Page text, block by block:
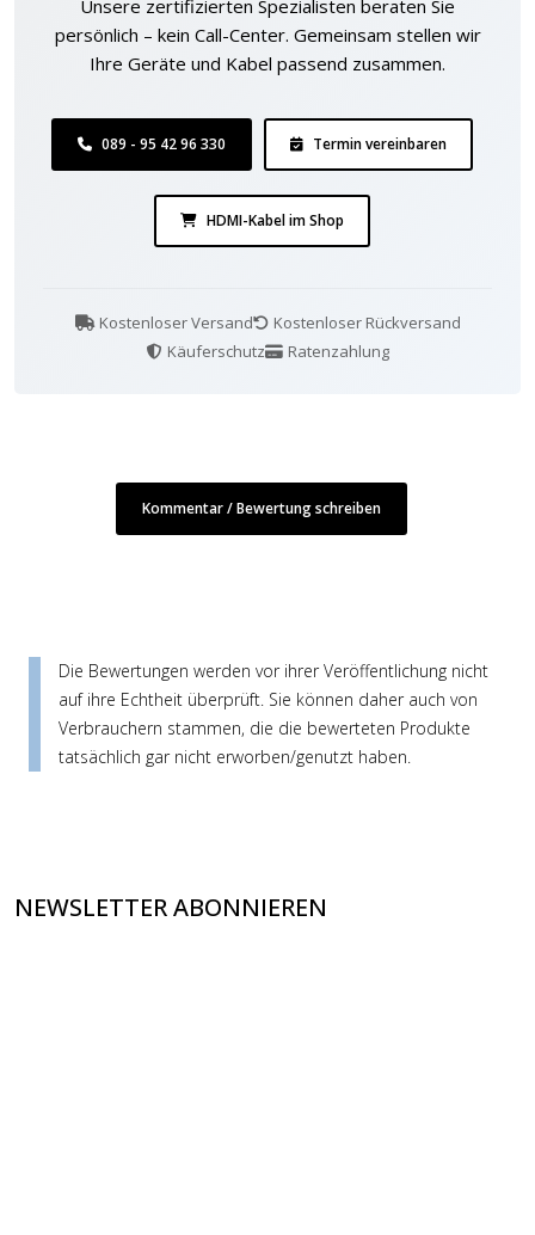
Unsere zertifizierten Spezialisten beraten Sie
persönlich – kein Call-Center. Gemeinsam stellen wir
Ihre Geräte und Kabel passend zusammen.
089 - 95 42 96 330 Termin vereinbaren
HDMI-Kabel im Shop
Kostenloser Versand
Kostenloser Rückversand
Käuferschutz
Ratenzahlung
Kommentar / Bewertung schreiben
Die Bewertungen werden vor ihrer Veröffentlichung nicht
auf ihre Echtheit überprüft. Sie können daher auch von
Verbrauchern stammen, die die bewerteten Produkte
tatsächlich gar nicht erworben/genutzt haben.
NEWSLETTER ABONNIEREN